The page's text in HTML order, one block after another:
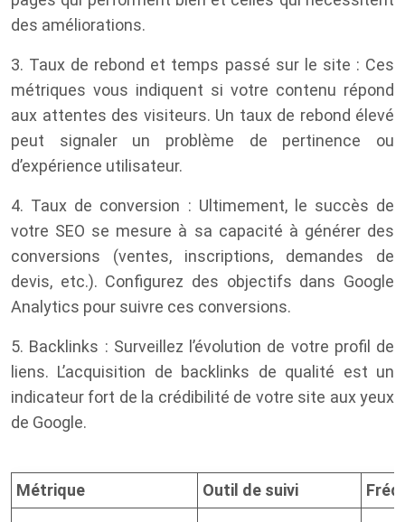
des améliorations.
3. Taux de rebond et temps passé sur le site : Ces
métriques vous indiquent si votre contenu répond
aux attentes des visiteurs. Un taux de rebond élevé
peut signaler un problème de pertinence ou
d’expérience utilisateur.
4. Taux de conversion : Ultimement, le succès de
votre SEO se mesure à sa capacité à générer des
conversions (ventes, inscriptions, demandes de
devis, etc.). Configurez des objectifs dans Google
Analytics pour suivre ces conversions.
5. Backlinks : Surveillez l’évolution de votre profil de
liens. L’acquisition de backlinks de qualité est un
indicateur fort de la crédibilité de votre site aux yeux
de Google.
Métrique Outil de suivi